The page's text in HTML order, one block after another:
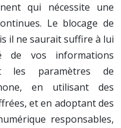
qui nécessite une
Le blocage de
il ne saurait suffire à lui
vos informations
les paramètres de
en utilisant des
et en adoptant des
responsables,